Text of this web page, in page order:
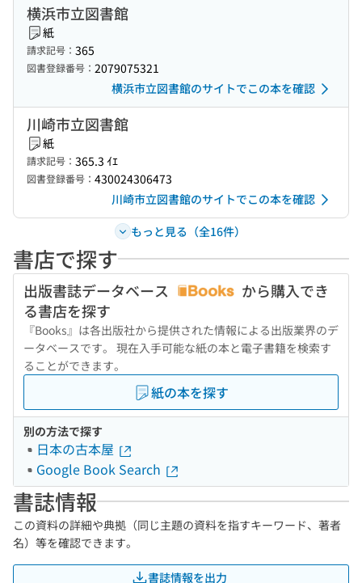
横浜市立図書館
紙
請求記号： 365
図書登録番号： 2079075321
横浜市立図書館のサイトでこの本を確認
川崎市立図書館
紙
請求記号： 365.3 ｲｴ
図書登録番号： 430024306473
川崎市立図書館のサイトでこの本を確認
もっと見る（全16件）
書店で探す
出版書誌データベース
から購入でき
る書店を探す
『Books』は各出版社から提供された情報による出版業界のデ
ータベースです。 現在入手可能な紙の本と電子書籍を検索す
ることができます。
紙の本を探す
別の方法で探す
日本の古本屋
Google Book Search
書誌情報
この資料の詳細や典拠（同じ主題の資料を指すキーワード、著者
名）等を確認できます。
書誌情報を出力